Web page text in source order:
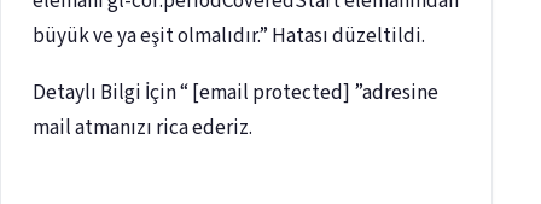
büyük ve ya eşit olmalıdır.” Hatası düzeltildi.
Detaylı Bilgi İçin “ [email protected] ”adresine
mail atmanızı rica ederiz.